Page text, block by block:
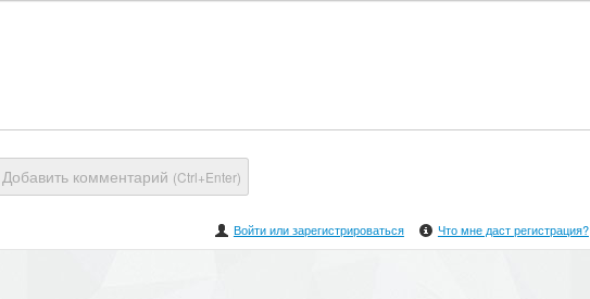
Добавить комментарий (Ctrl+Enter)
Войти или зарегистрироваться Что мне даст регистрация?